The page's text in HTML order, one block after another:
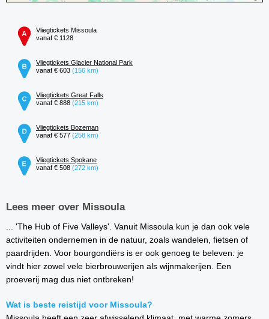
Vliegtickets Missoula
vanaf € 1128
Vliegtickets Glacier National Park
vanaf € 603 (156 km)
Vliegtickets Great Falls
vanaf € 888 (215 km)
Vliegtickets Bozeman
vanaf € 577 (258 km)
Vliegtickets Spokane
vanaf € 508 (272 km)
Lees meer over Missoula
... 'The Hub of Five Valleys'. Vanuit Missoula kun je dan ook vele
activiteiten ondernemen in de natuur, zoals wandelen, fietsen of
paardrijden. Voor bourgondiërs is er ook genoeg te beleven: je
vindt hier zowel vele bierbrouwerijen als wijnmakerijen. Een
proeverij mag dus niet ontbreken!
Wat is beste reistijd voor Missoula?